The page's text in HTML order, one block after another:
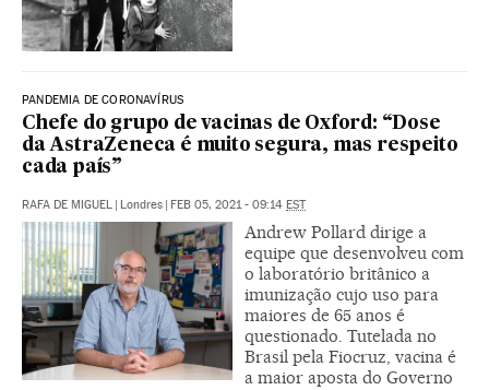
PANDEMIA DE CORONAVÍRUS
Chefe do grupo de vacinas de Oxford: “Dose
da AstraZeneca é muito segura, mas respeito
cada país”
RAFA DE MIGUEL | Londres | FEB 05, 2021 - 09:14 EST
Andrew Pollard dirige a
equipe que desenvolveu com
o laboratório britânico a
imunização cujo uso para
maiores de 65 anos é
questionado. Tutelada no
Brasil pela Fiocruz, vacina é
a maior aposta do Governo